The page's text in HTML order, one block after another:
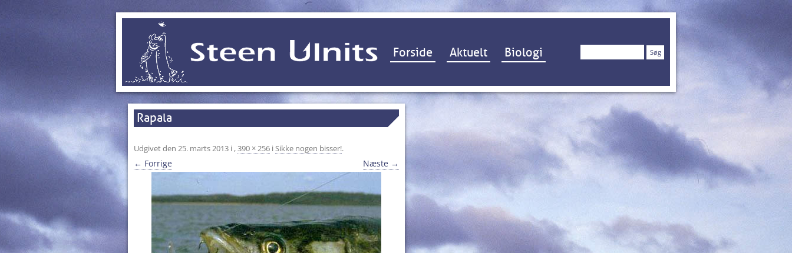
Hop til indhold
Forside Aktuelt Biologi Søg
Rapala
Udgivet den 25. marts 2013 i ,390 × 256 iSikke nogen bisser!.
← Forrige Næste →